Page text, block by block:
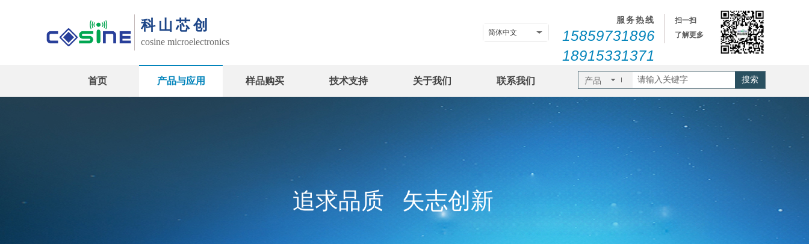
扫一扫
了解更多
服务热线
15859731896
18915331371
科山芯创
cosine microelectronics
简体中文
产品 搜索
首页 产品与应用 样品购买 技术支持 关于我们 联系我们
追求品质 矢志创新